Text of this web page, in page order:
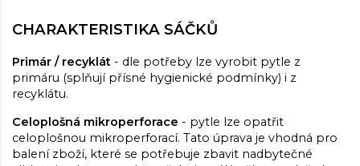
CHARAKTERISTIKA SÁČKŮ
Primár / recyklát - dle potřeby lze vyrobit pytle z
primáru (splňují přísné hygienické podmínky) i z
recyklátu.
Celoplošná mikroperforace - pytle lze opatřit
celoplošnou mikroperforací. Tato úprava je vhodná pro
balení zboží, které se potřebuje zbavit nadbytečné